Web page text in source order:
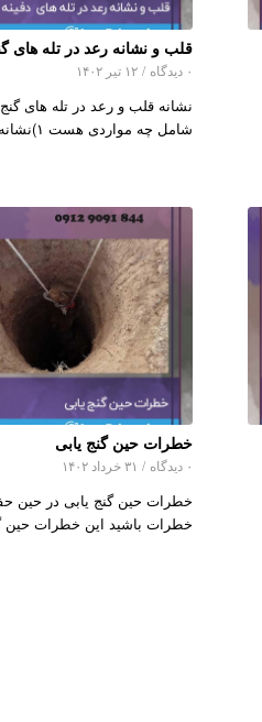
قلب و نشانه رعد در تله های
۰ دیدگاه / ۱۲ تیر ۱۴۰۲
نشانه قلب و رعد در تله های گنج
شامل چه مواردی هست ۱)نشانه …
خطرات حین گنج یابی
۰ دیدگاه / ۳۱ خرداد ۱۴۰۲
خطرات حین گنج یابی در حین
خطرات باشید این خطرات حین